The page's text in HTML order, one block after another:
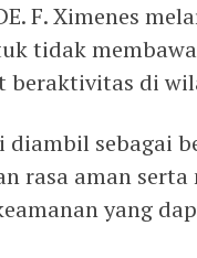
F. Ximenes
tidak
beraktivitas di
diambil sebagai
rasa aman serta
yang